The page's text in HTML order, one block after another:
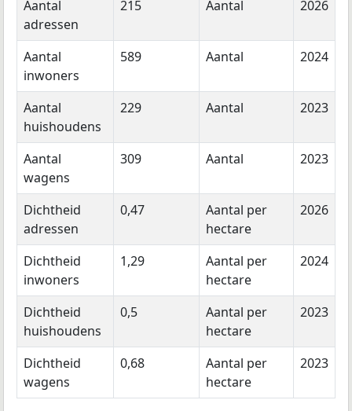
Aantal
adressen
215 Aantal 2026
Aantal
inwoners
589 Aantal 2024
Aantal
huishoudens
229 Aantal 2023
Aantal
wagens
309 Aantal 2023
Dichtheid
adressen
0,47
Aantal per
hectare
2026
Dichtheid
inwoners
1,29
Aantal per
hectare
2024
Dichtheid
huishoudens
0,5
Aantal per
hectare
2023
Dichtheid
wagens
0,68
Aantal per
hectare
2023